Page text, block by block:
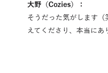
大野（Cozies）：
そうだった気がします（
えてくださり、本当にあ